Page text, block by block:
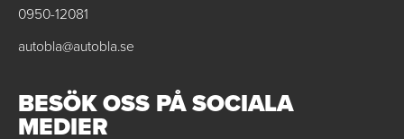
0950-12081
autobla@autobla.se
BESÖK OSS PÅ SOCIALA
MEDIER